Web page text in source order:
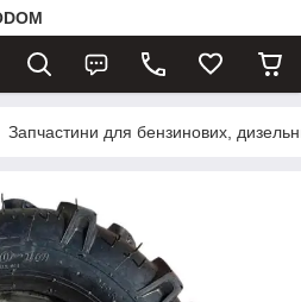
Запчастини для бензинових,